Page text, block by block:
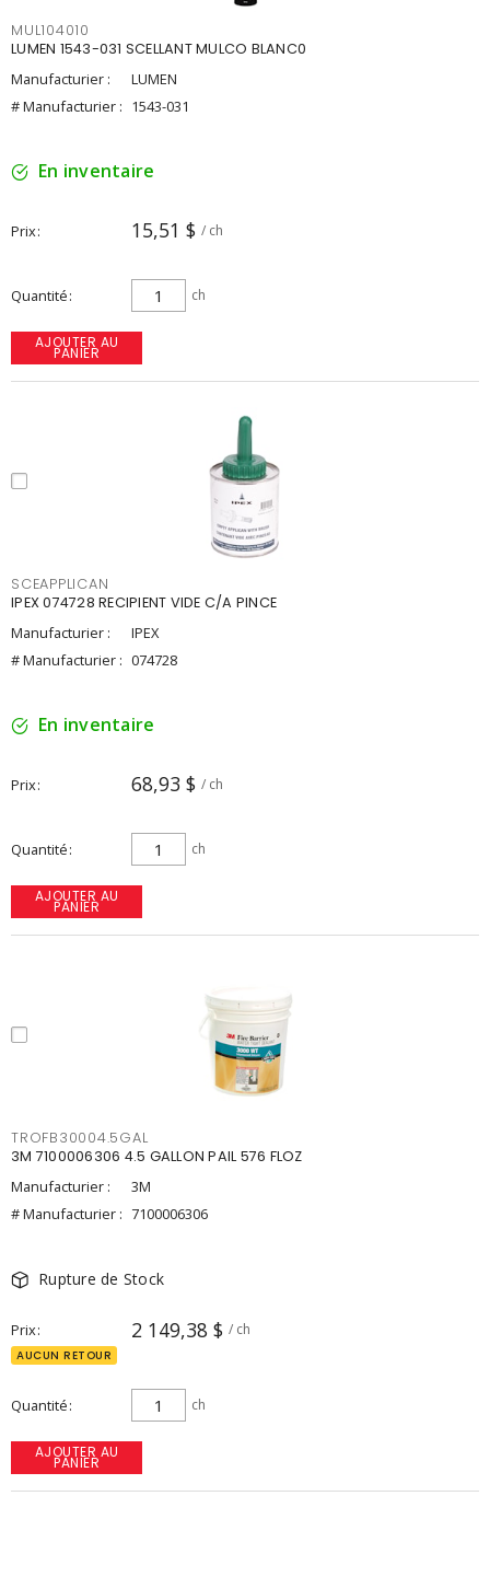
MUL104010
LUMEN 1543-031 SCELLANT MULCO BLANC0
Manufacturier :
LUMEN
# Manufacturier : 1543-031
En inventaire
Prix 15,51 $ / ch
Quantité ch
AJOUTER AU
PANIER
SCEAPPLICAN
IPEX 074728 RECIPIENT VIDE C/A PINCE
Manufacturier :
IPEX
# Manufacturier : 074728
En inventaire
Prix 68,93 $ / ch
Quantité ch
AJOUTER AU
PANIER
TROFB30004.5GAL
3M 7100006306 4.5 GALLON PAIL 576 FLOZ
Manufacturier :
3M
# Manufacturier : 7100006306
Rupture de Stock
Prix 2 149,38 $ / ch
AUCUN RETOUR
Quantité ch
AJOUTER AU
PANIER